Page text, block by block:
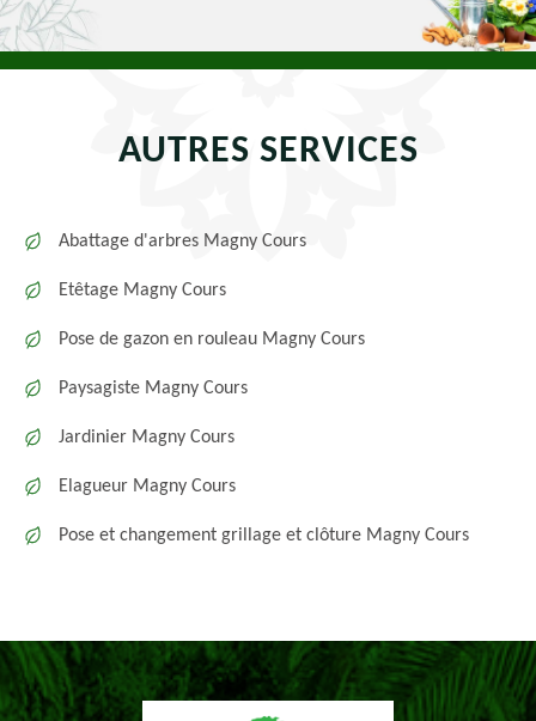
AUTRES SERVICES
Abattage d'arbres Magny Cours
Etêtage Magny Cours
Pose de gazon en rouleau Magny Cours
Paysagiste Magny Cours
Jardinier Magny Cours
Elagueur Magny Cours
Pose et changement grillage et clôture Magny Cours